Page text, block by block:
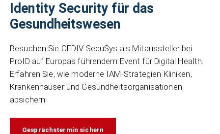
Identity Security für das
Gesundheitswesen
Besuchen Sie OEDIV SecuSys als Mitaussteller bei
ProID auf Europas führendem Event für Digital Health.
Erfahren Sie, wie moderne IAM-Strategien Kliniken,
Krankenhäuser und Gesundheitsorganisationen
absichern.
Gesprächstermin sichern